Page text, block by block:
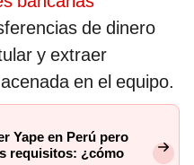
de dinero
y extraer
en el equipo.
Yape en Perú pero
requisitos: ¿cómo